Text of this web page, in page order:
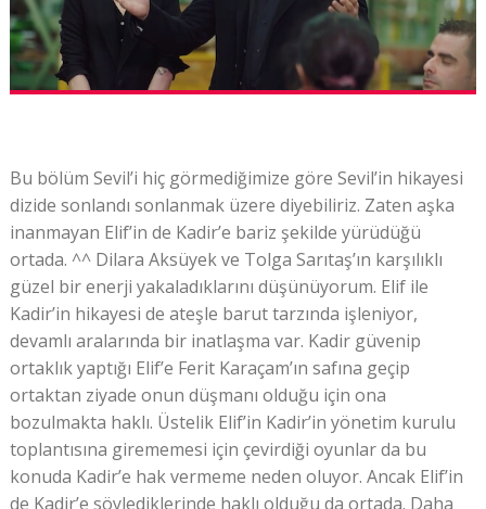
Bu bölüm Sevil’i hiç görmediğimize göre Sevil’in hikayesi
dizide sonlandı sonlanmak üzere diyebiliriz. Zaten aşka
inanmayan Elif’in de Kadir’e bariz şekilde yürüdüğü
ortada. ^^ Dilara Aksüyek ve Tolga Sarıtaş’ın karşılıklı
güzel bir enerji yakaladıklarını düşünüyorum. Elif ile
Kadir’in hikayesi de ateşle barut tarzında işleniyor,
devamlı aralarında bir inatlaşma var. Kadir güvenip
ortaklık yaptığı Elif’e Ferit Karaçam’ın safına geçip
ortaktan ziyade onun düşmanı olduğu için ona
bozulmakta haklı. Üstelik Elif’in Kadir’in yönetim kurulu
toplantısına girememesi için çevirdiği oyunlar da bu
konuda Kadir’e hak vermeme neden oluyor. Ancak Elif’in
de Kadir’e söylediklerinde haklı olduğu da ortada. Daha